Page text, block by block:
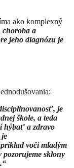
ako komplexný
choroba a
jeho diagnózu je
je
škole, a teda
hýbať a zdravo
voči mladým
pozorujeme sklony